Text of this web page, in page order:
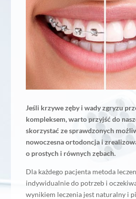
Jeśli krzywe zęby i wady zgryzu
kompleksem, warto przyjść do
skorzystać ze sprawdzonych
nowoczesna ortodoncja i
o prostych i równych zębach.
Dla każdego pacjenta metoda
indywidualnie do potrzeb i
wynikiem leczenia jest naturalny i